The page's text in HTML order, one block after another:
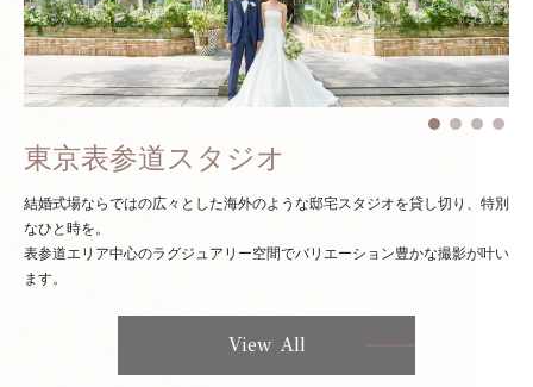
東京表参道スタジオ
結婚式場ならではの広々とした海外のような邸宅スタジオを貸し切り、特別
なひと時を。
表参道エリア中心のラグジュアリー空間でバリエーション豊かな撮影が叶い
ます。
View All